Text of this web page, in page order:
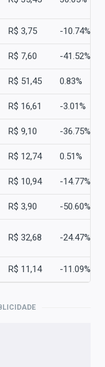
R$ 3,75 -10.74%
R$ 7,60 -41.52%
R$ 51,45 0.83%
R$ 16,61 -3.01%
R$ 9,10 -36.75%
R$ 12,74 0.51%
R$ 10,94 -14.77%
R$ 3,90 -50.60%
R$ 32,68 -24.47%
R$ 11,14 -11.09%